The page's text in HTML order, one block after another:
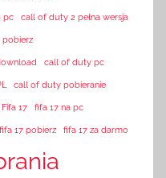
pc call of duty 2 pełna wersja
call of duty pc
call of duty pobieranie
Fifa 17 fifa 17 na pc
fifa 17 pobierz fifa 17 za darmo